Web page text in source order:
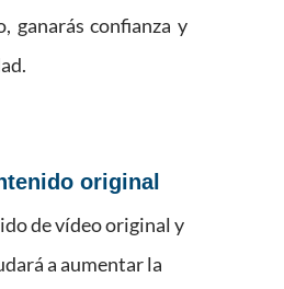
ganarás confianza y
original
de vídeo original y
a aumentar la